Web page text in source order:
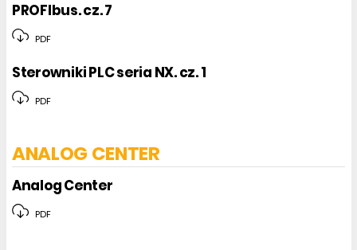
PROFIbus. cz. 7
PDF
Sterowniki PLC seria NX. cz. 1
PDF
ANALOG CENTER
Analog Center
PDF